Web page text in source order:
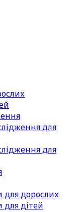
для
для
для дорослих
для дітей